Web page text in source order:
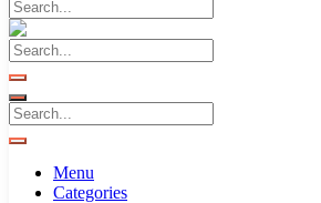
Menu
Categories